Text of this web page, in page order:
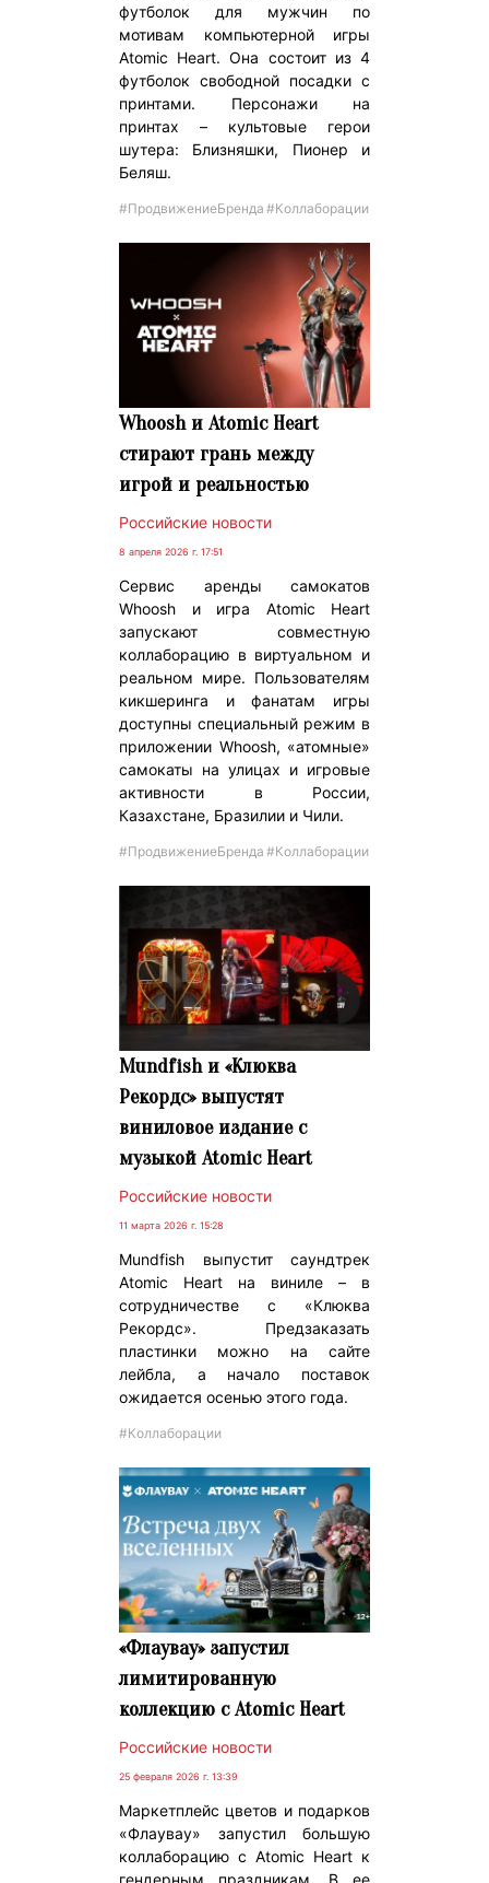
футболок для мужчин по
мотивам компьютерной игры
Atomic Heart. Она состоит из 4
футболок свободной посадки с
принтами. Персонажи на
принтах – культовые герои
шутера: Близняшки, Пионер и
Беляш.
#ПродвижениеБренда #Коллаборации
Whoosh и Atomic Heart
стирают грань между
игрой и реальностью
Российские новости
8 апреля 2026 г. 17:51
Сервис аренды самокатов
Whoosh и игра Atomic Heart
запускают совместную
коллаборацию в виртуальном и
реальном мире. Пользователям
кикшеринга и фанатам игры
доступны специальный режим в
приложении Whoosh, «атомные»
самокаты на улицах и игровые
активности в России,
Казахстане, Бразилии и Чили.
#ПродвижениеБренда #Коллаборации
Mundfish и «Клюква
Рекордс» выпустят
виниловое издание с
музыкой Atomic Heart
Российские новости
11 марта 2026 г. 15:28
Mundfish выпустит саундтрек
Atomic Heart на виниле – в
сотрудничестве с «Клюква
Рекордс». Предзаказать
пластинки можно на сайте
лейбла, а начало поставок
ожидается осенью этого года.
#Коллаборации
«Флаувау» запустил
лимитированную
коллекцию с Atomic Heart
Российские новости
25 февраля 2026 г. 13:39
Маркетплейс цветов и подарков
«Флаувау» запустил большую
коллаборацию с Atomic Heart к
гендерным праздникам. В ее